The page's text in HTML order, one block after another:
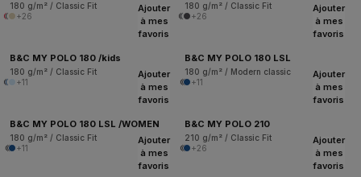
180 g/m² / Classic Fit
+26
180 g/m² / Classic Fit
+26
Ajouter
à mes
favoris
B&C MY POLO 180 /kids
180 g/m² / Classic Fit
+11
Ajouter
à mes
favoris
B&C MY POLO 180 LSL
180 g/m² / Modern classic
+11
Ajouter
à mes
favoris
B&C MY POLO 180 LSL /WOMEN
180 g/m² / Classic Fit
+11
Ajouter
à mes
favoris
B&C MY POLO 210
210 g/m² / Classic Fit
+26
Ajouter
à mes
favoris
Ajouter
à mes
favoris